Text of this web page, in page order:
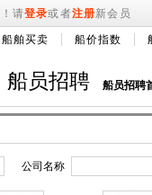
请登录或者注册新会员
船舶买卖 船价指数
船员招聘 船员招聘
公司名称